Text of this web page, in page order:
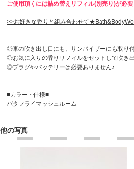
ご使用頂くには詰め替えリフィル(別売り)が必要
>>お好きな香りと組み合わせて
◎車の吹き出し口にも、サンバイザーにも取り
◎お気に入りの香りリフィルをセットして吹き
◎プラグやバッテリーは必要ありません♪
■カラー・仕様■
バタフライマッシュルーム
他の写真